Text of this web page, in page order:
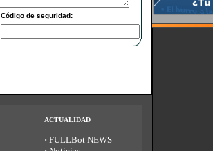
Código de seguridad:
ACTUALIDAD
· FULLBot NEWS